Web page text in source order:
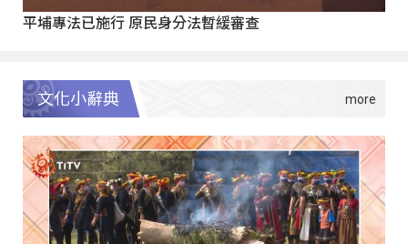
平埔專法已施行 原民身分法暫緩審查
文化小辭典